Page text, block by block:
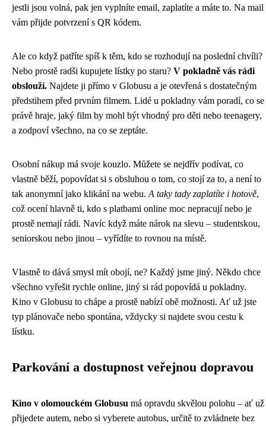
jestli jsou volná, pak jen vyplníte email, zaplatíte a máte to. Na mail
vám přijde potvrzení s QR kódem.
Ale co když patříte spíš k těm, kdo se rozhodují na poslední chvíli?
Nebo prostě radši kupujete lístky po staru? V pokladně vás rádi
obslouží. Najdete ji přímo v Globusu a je otevřená s dostatečným
předstihem před prvním filmem. Lidé u pokladny vám poradí, co se
právě hraje, jaký film by mohl být vhodný pro děti nebo teenagery,
a zodpoví všechno, na co se zeptáte.
Osobní nákup má svoje kouzlo. Můžete se nejdřív podívat, co
vlastně běží, popovídat si s obsluhou o tom, co stojí za to, a není to
tak anonymní jako klikání na webu. A taky tady zaplatíte i hotově,
což ocení hlavně ti, kdo s platbami online moc nepracují nebo je
prostě nemají rádi. Navíc když máte nárok na slevu – studentskou,
seniorskou nebo jinou – vyřídíte to rovnou na místě.
Vlastně to dává smysl mít obojí, ne? Každý jsme jiný. Někdo chce
všechno vyřešit rychle online, jiný si rád popovídá u pokladny.
Kino v Globusu to chápe a prostě nabízí obě možnosti. Ať už jste
typ plánovače nebo spontána, vždycky si najdete svou cestu k
lístku.
Parkování a dostupnost veřejnou dopravou
Kino v olomouckém Globusu má opravdu skvělou polohu – ať už
přijedete autem, nebo si vyberete autobus, určitě to zvládnete bez